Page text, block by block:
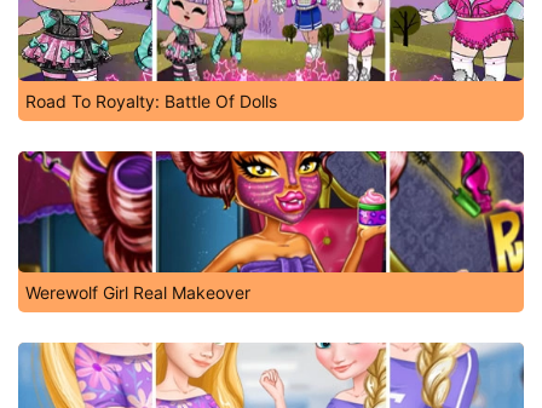
Road To Royalty: Battle Of Dolls
Werewolf Girl Real Makeover